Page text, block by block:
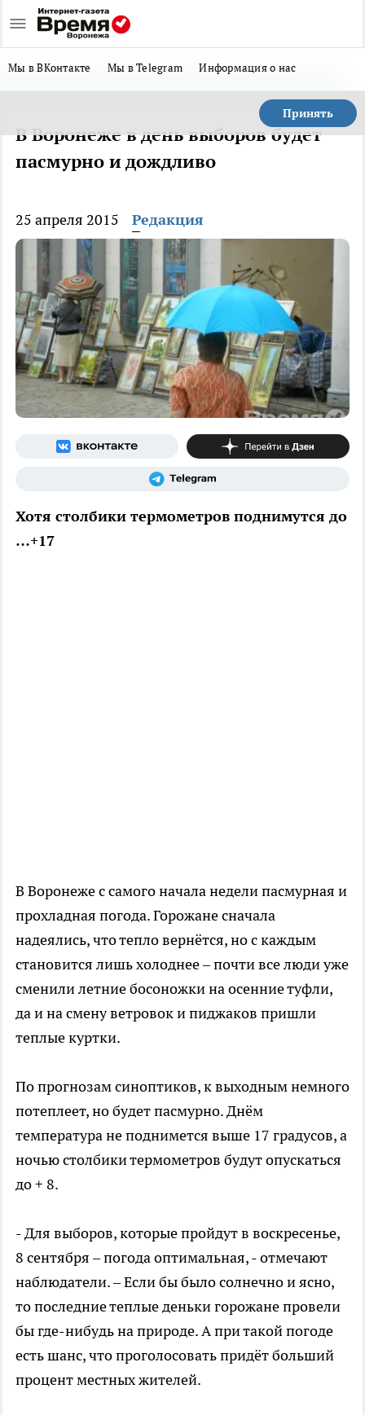
Мы в ВКонтакте Мы в Telegram Информация о нас
Принять
В Воронеже в день выборов будет
пасмурно и дождливо
25 апреля 2015 Редакция
Хотя столбики термометров поднимутся до
…+17
В Воронеже с самого начала недели пасмурная и
прохладная погода. Горожане сначала
надеялись, что тепло вернётся, но с каждым
становится лишь холоднее – почти все люди уже
сменили летние босоножки на осенние туфли,
да и на смену ветровок и пиджаков пришли
теплые куртки.
По прогнозам синоптиков, к выходным немного
потеплеет, но будет пасмурно. Днём
температура не поднимется выше 17 градусов, а
ночью столбики термометров будут опускаться
до + 8.
- Для выборов, которые пройдут в воскресенье,
8 сентября – погода оптимальная, - отмечают
наблюдатели. – Если бы было солнечно и ясно,
то последние теплые деньки горожане провели
бы где-нибудь на природе. А при такой погоде
есть шанс, что проголосовать придёт больший
процент местных жителей.